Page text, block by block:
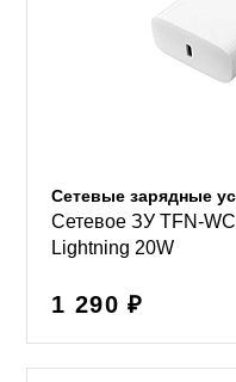
Сетевые зарядные
Сетевое ЗУ TFN-
Lightning 20W
1 290 ₽